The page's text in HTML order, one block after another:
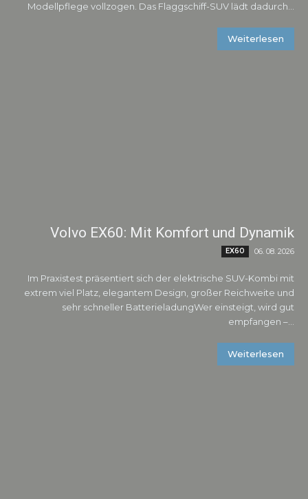
Modellpflege vollzogen. Das Flaggschiff-SUV lädt dadurch...
Weiterlesen
Volvo EX60: Mit Komfort und Dynamik
EX60 06. 08. 2026
Im Praxistest präsentiert sich der elektrische SUV-Kombi mit
extrem viel Platz, elegantem Design, großer Reichweite und
sehr schneller BatterieladungWer einsteigt, wird gut
empfangen –...
Weiterlesen